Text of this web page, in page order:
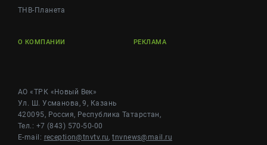
ТНВ-Планета
О КОМПАНИИ РЕКЛАМА
АО «ТРК «Новый Век»
Ул. Ш. Усманова, 9, Казань
420095, Россия, Республика Татарстан,
Тел.: +7 (843) 570-50-00
E-mail: reception@tnvtv.ru,tnvnews@mail.ru